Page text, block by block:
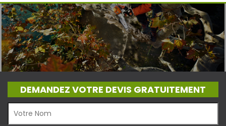
DEMANDEZ VOTRE DEVIS GRATUITEMENT